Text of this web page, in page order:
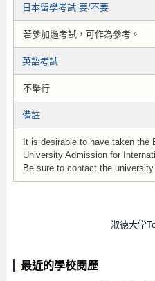
日本留學考試-要/不要
若參加過考試，可作為參考。
英語考試
不舉行
備註
It is desirable to have taken the
University Admission for
Be sure to contact the
淑徳大学
最近的學校閱歷